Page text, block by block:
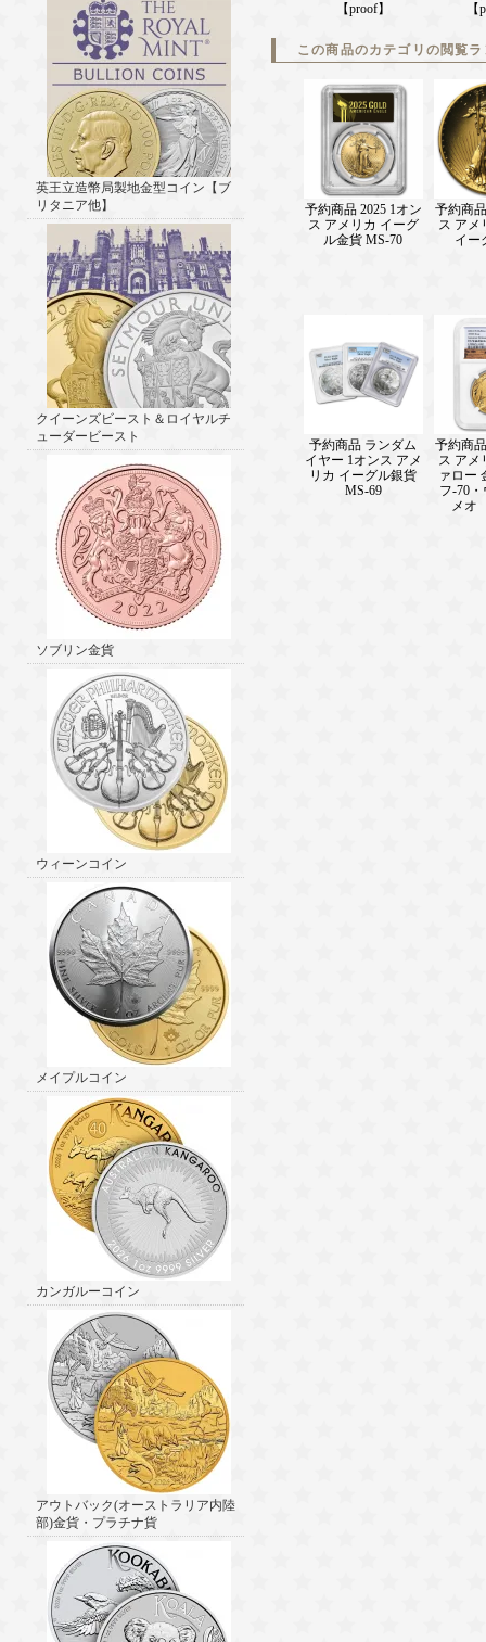
英王立造幣局製地金型コイン【ブ
リタニア他】
クイーンズビースト＆ロイヤルチ
ューダービースト
ソブリン金貨
ウィーンコイン
メイプルコイン
カンガルーコイン
アウトバック(オーストラリア内陸
部)金貨・プラチナ貨
【proof】
この商品のカテゴリの閲覧
予約商品 2025 1オン
ス アメリカ イーグ
ル金貨 MS-70
予約商
ス アメ
イー
予約商品 ランダム
イヤー 1オンス アメ
リカ イーグル銀貨
MS-69
予約商
ス アメ
ァロー
フ-70
メオ